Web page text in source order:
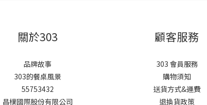
關於303
品牌故事
303的餐桌風景
55753432
昌樸國際股份有限公司
顧客服務
303 會員服務
購物須知
送貨方式&運費
退換貨政策